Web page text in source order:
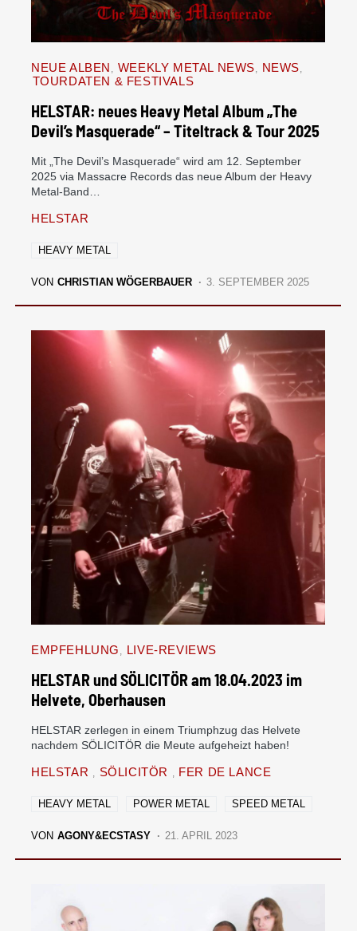
NEUE ALBEN WEEKLY METAL NEWS
NEWS
TOURDATEN & FESTIVALS
HELSTAR: neues Heavy Metal Album „The
Devil’s Masquerade“ – Titeltrack & Tour 2025
Mit „The Devil’s Masquerade“ wird am 12. September
2025 via Massacre Records das neue Album der Heavy
Metal-Band…
HELSTAR
HEAVY METAL
VON CHRISTIAN WÖGERBAUER 3. SEPTEMBER 2025
EMPFEHLUNG LIVE-REVIEWS
HELSTAR und SÖLICITÖR am 18.04.2023 im
Helvete, Oberhausen
HELSTAR zerlegen in einem Triumphzug das Helvete
nachdem SÖLICITÖR die Meute aufgeheizt haben!
HELSTAR SÖLICITÖR FER DE LANCE
HEAVY METAL POWER METAL SPEED METAL
VON AGONY&ECSTASY 21. APRIL 2023